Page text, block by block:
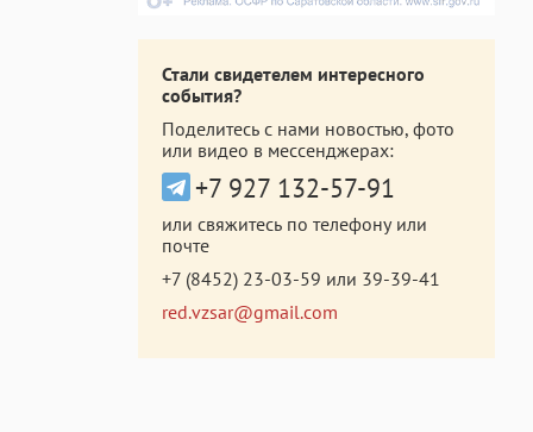
Стали свидетелем интересного
события?
Поделитесь с нами новостью, фото
или видео в мессенджерах:
+7 927 132-57-91
или свяжитесь по телефону или
почте
+7 (8452) 23-03-59 или 39-39-41
red.vzsar@gmail.com